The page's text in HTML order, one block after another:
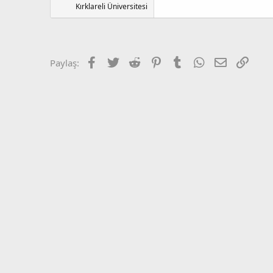
Kırklareli Üniversitesi
Paylaş: Facebook
TwitterReddit PinterestTumblrWhatsApp
E-posta